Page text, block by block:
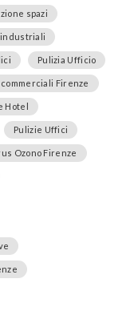
spazi
industriali
Pulizia Ufficio
Firenze
Hotel
Pulizie Uffici
Ozono Firenze